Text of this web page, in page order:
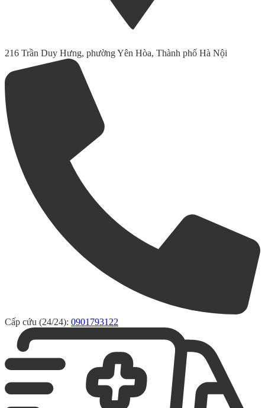
216 Trần Duy Hưng, phường Yên Hòa, Thành phố Hà Nội
Cấp cứu (24/24): 0901793122